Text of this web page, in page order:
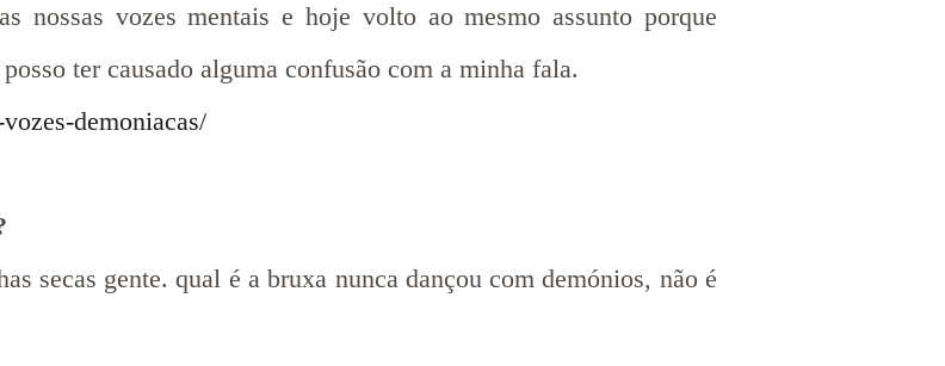
nossas vozes mentais e hoje volto ao mesmo assunto porque
ter causado alguma confusão com a minha fala.
demoniacas/
secas gente. qual é a bruxa nunca dançou com demónios, não é